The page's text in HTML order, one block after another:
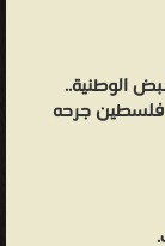
الوطنية..
فلسطين جرحه